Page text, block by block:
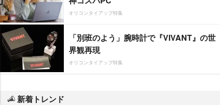
オリコンタイアップ特集
「別班のよう」腕時計で『VIVANT』の世
界観再現
オリコンタイアップ特集
新着トレンド